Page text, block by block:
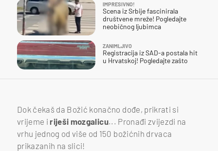
IMPRESIVNO!
Scena iz Srbije fascinirala
društvene mreže! Pogledajte
neobičnog ljubimca
ZANIMLJIVO
Registracija iz SAD-a postala hit
u Hrvatskoj! Pogledajte zašto
Dok čekaš da Božić konačno dođe, prikrati si
vrijeme i riješi mozgalicu... Pronađi zvijezdi na
vrhu jednog od više od 150 božićnih drvaca
prikazanih na slici!